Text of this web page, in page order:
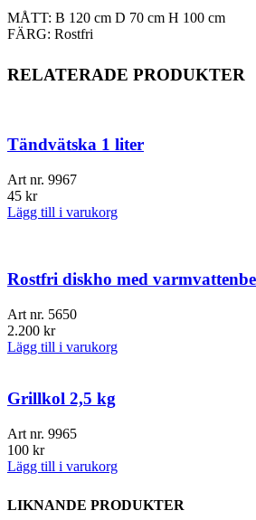
MÅTT: B 120 cm D 70 cm H 100 cm
FÄRG: Rostfri
RELATERADE PRODUKTER
Tändvätska 1 liter
Art nr. 9967
45 kr
Lägg till i varukorg
Rostfri diskho med
Art nr. 5650
2.200 kr
Lägg till i varukorg
Grillkol 2,5 kg
Art nr. 9965
100 kr
Lägg till i varukorg
LIKNANDE PRODUKTER